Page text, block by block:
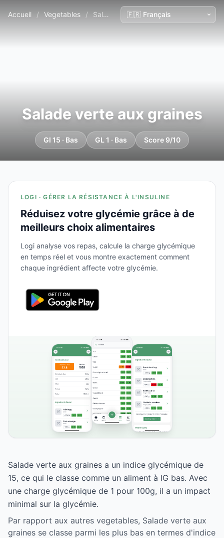
Accueil / Vegetables / Salade verte aux graines
Salade verte aux graines
GI 15 · Bas GL 1 · Bas Score 9/10
LOGI · GÉRER LA RÉSISTANCE À L'INSULINE
Réduisez votre glycémie grâce à de
meilleurs choix alimentaires
Logi analyse vos repas, calcule la charge glycémique
en temps réel et vous montre exactement comment
chaque ingrédient affecte votre glycémie.
Salade verte aux graines a un indice glycémique de
15, ce qui le classe comme un aliment à IG bas. Avec
une charge glycémique de 1 pour 100g, il a un impact
minimal sur la glycémie.
Par rapport aux autres vegetables, Salade verte aux
graines se classe parmi les plus bas en termes d'indice